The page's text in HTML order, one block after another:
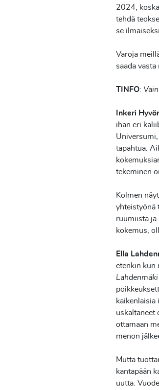
2024,
tehdä
se
Varoja
saada vasta
TINFO:
Inkeri
ihan eri
tapahtua.
tekeminen
Kolmen
yhteistyönä
ruumiista ja
kokemus,
Ella
etenkin kun
kaikenlaisia
uskaltaneet
ottamaan
menon
Mutta
kantapään
uutta.